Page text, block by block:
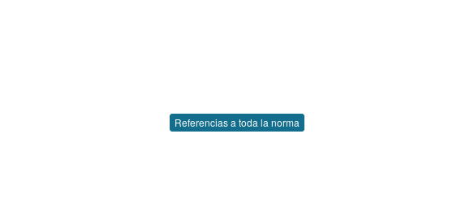
Referencias a toda la norma